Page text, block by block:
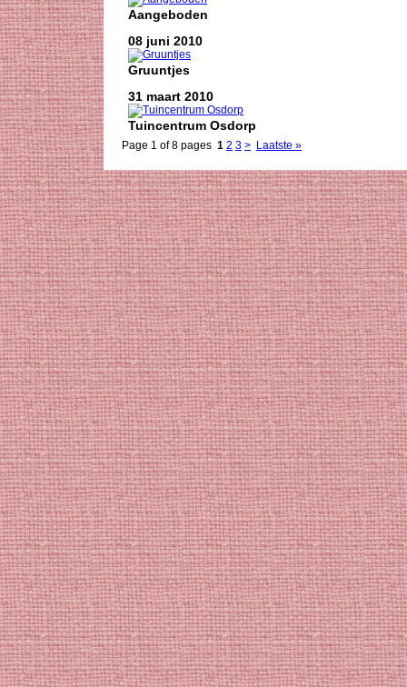
Aangeboden
08 juni 2010
Gruuntjes
31 maart 2010
Tuincentrum Osdorp
Page 1 of 8 pages 1 2 3 > Laatste »